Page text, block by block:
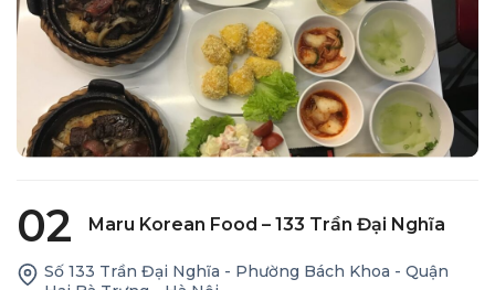
02 Maru Korean Food – 133 Trần Đại Nghĩa
Số 133 Trần Đại Nghĩa - Phường Bách Khoa - Quận